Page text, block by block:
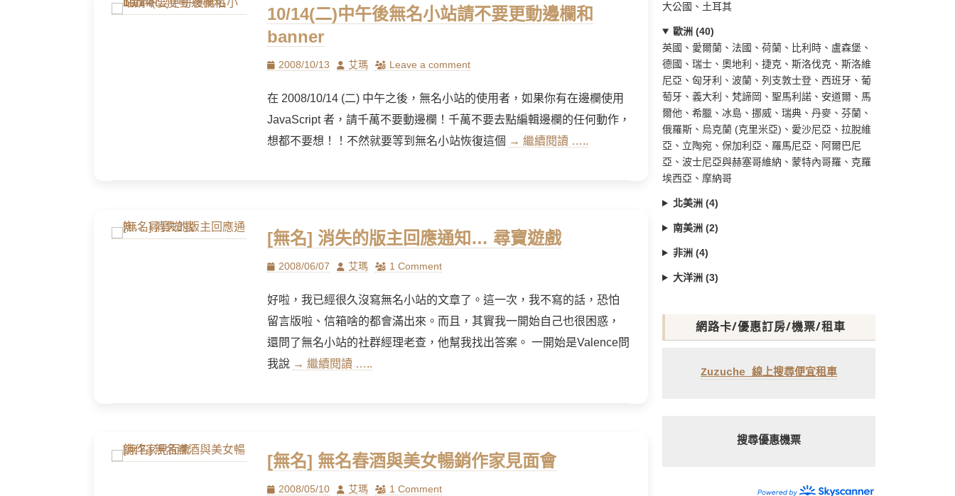
10/14(二)中午後無名小站請不要更動邊欄和
banner
Posted
2008/10/13 Author
艾瑪 Leave a comment
在 2008/10/14 (二) 中午之後，無名小站的使用者，如果你有在邊欄使用
JavaScript 者，請千萬不要動邊欄！千萬不要去點編輯邊欄的任何動作，
想都不要想！！不然就要等到無名小站恢復這個 → 繼續閱讀 …..
[無名] 消失的版主回應通知… 尋寶遊戲
Posted
2008/06/07 Author
艾瑪 1 Comment
好啦，我已經很久沒寫無名小站的文章了。這一次，我不寫的話，恐怕
留言版啦、信箱啥的都會滿出來。而且，其實我一開始自己也很困惑，
還問了無名小站的社群經理老查，他幫我找出答案。 一開始是Valence問
我說 → 繼續閱讀 …..
[無名] 無名春酒與美女暢銷作家見面會
Posted
2008/05/10 Author
艾瑪 1 Comment
大公國、土耳其
歐洲 (40)
英國、愛爾蘭、法國、荷蘭、比利時、盧森堡、
德國、瑞士、奧地利、捷克、斯洛伐克、斯洛維
尼亞、匈牙利、波蘭、列支敦士登、西班牙、葡
萄牙、義大利、梵諦岡、聖馬利諾、安道爾、馬
爾他、希臘、冰島、挪威、瑞典、丹麥、芬蘭、
俄羅斯、烏克蘭 (克里米亞)、愛沙尼亞、拉脫維
亞、立陶宛、保加利亞、羅馬尼亞、阿爾巴尼
亞、波士尼亞與赫塞哥維納、蒙特內哥羅、克羅
埃西亞、摩納哥
北美洲 (4)
南美洲 (2)
非洲 (4)
大洋洲 (3)
網路卡/優惠訂房/機票/租車
Zuzuche 線上搜尋便宜租車
搜尋優惠機票